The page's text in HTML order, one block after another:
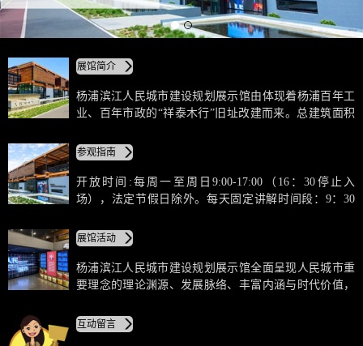
展馆简介
杨浦滨江人民城市建设规划展示馆由体现着杨浦百年工
业、百年市政的“祥泰木行”旧址改建而来。总建筑面积
内外景观相通，自然与建筑相容的特点。由于展示馆是
一处人人享有的公共开放空间，彰显着“人民城市为人
民”的思想理念，因此，附近居民也亲切地将其称作“人
人馆”。在杨浦滨江，附近有党群服务站“人人屋”，渔人
参观指南
开放时间:每周一至周日9:00-17:00（16：30停止入
场），法定节假日除外。每天固定讲解时间段：9：30
预约，每次预约上限为3人，团队请提前3日致电
13002169879或至服务台进行参观预约登记，须按约定时
间到馆参观；观众入馆前应出示本人有效证件和“随申
码”绿码，并登记个人信息。
展馆活动
杨浦滨江人民城市建设规划展示馆全面呈现人民城市重
要理念的理论渊源、发展脉络、丰富内涵与时代价值，
去、现在与未来，是一个集历史记忆、理论学习、宣传
教育、交流互动等功能于一体的高品质公共开放空间。
互动留言